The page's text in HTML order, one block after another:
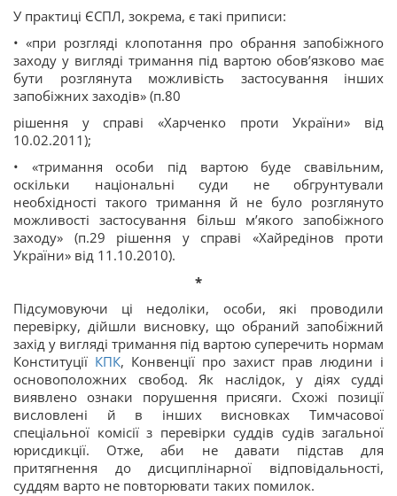
У практиці ЄСПЛ, зокрема, є такі приписи:
• «при розгляді клопотання про обрання запобіжного
заходу у вигляді тримання під вартою обов’язково має
бути розглянута можливість застосування інших
запобіжних заходів» (п.80
рішення у справі «Харченко проти України» від
10.02.2011);
• «тримання особи під вартою буде свавільним,
оскільки національні суди не обгрунтували
необхідності такого тримання й не було розглянуто
можливості застосування більш м’якого запобіжного
заходу» (п.29 рішення у справі «Хайредінов проти
України» від 11.10.2010).
*
Підсумовуючи ці недоліки, особи, які проводили
перевірку, дійшли висновку, що обраний запобіжний
захід у вигляді тримання під вартою суперечить нормам
Конституції КПК, Конвенції про захист прав людини і
основоположних свобод. Як наслідок, у діях судді
виявлено ознаки порушення присяги. Схожі позиції
висловлені й в інших висновках Тимчасової
спеціальної комісії з перевірки суддів судів загальної
юрисдикції. Отже, аби не давати підстав для
притягнення до дисциплінарної відповідальності,
суддям варто не повторювати таких помилок.